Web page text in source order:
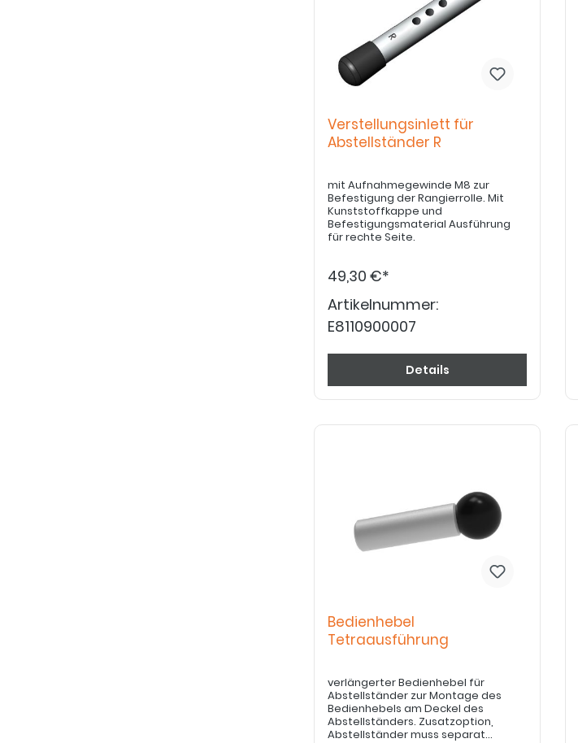
Verstellungsinlett für
Abstellständer R
mit Aufnahmegewinde M8 zur
Befestigung der Rangierrolle. Mit
Kunststoffkappe und
Befestigungsmaterial Ausführung
für rechte Seite.
49,30 €*
Artikelnummer:
E8110900007
Details
Bedienhebel
Tetraausführung
verlängerter Bedienhebel für
Abstellständer zur Montage des
Bedienhebels am Deckel des
Abstellständers. Zusatzoption,
Abstellständer muss separat